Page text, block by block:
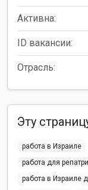
Активна:
ID вакансии:
Отрасль:
Эту
работа в Израиле
работа для
работа в Израиле